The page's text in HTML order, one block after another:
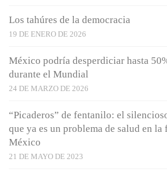
Los tahúres de la democracia
19 DE ENERO DE 2026
México podría desperdiciar hasta
durante el Mundial
24 DE MARZO DE 2026
“Picaderos” de fentanilo: el
que ya es un problema de salud en la
México
21 DE MAYO DE 2023